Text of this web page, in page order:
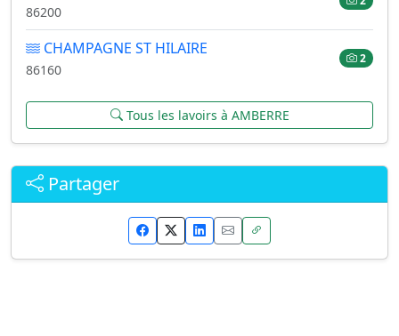
86200
CHAMPAGNE ST HILAIRE
86160
2
Tous les lavoirs à AMBERRE
Partager